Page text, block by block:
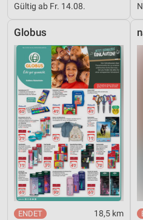
Gültig ab Fr. 14.08.
Globus
18,5 km